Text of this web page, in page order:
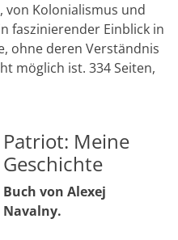
von Kolonialismus und
faszinierender Einblick in
ohne deren Verständnis
möglich ist. 334 Seiten,
Patriot: Meine
Geschichte
Buch von Alexej
Navalny.